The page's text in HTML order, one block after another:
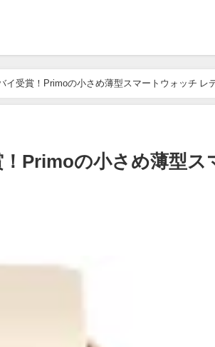
イ受賞！Primoの小さめ薄型スマートウォッチ レ
Primoの小さめ薄型ス